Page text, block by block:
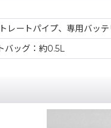
レートパイプ、専用バッ
バッグ：約0.5L